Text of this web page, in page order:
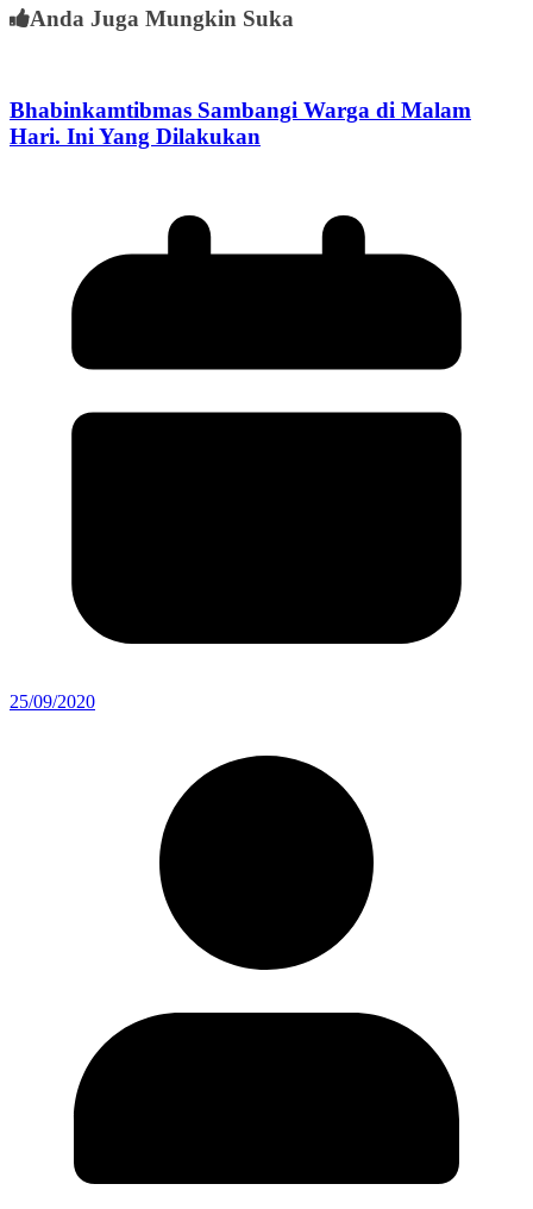
Anda Juga Mungkin Suka
Bhabinkamtibmas Sambangi Warga di Malam
Hari. Ini Yang Dilakukan
25/09/2020